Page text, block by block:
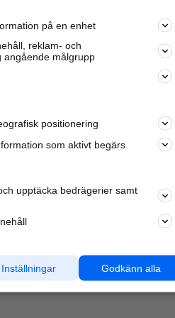
4 miljonerandra härliga
om företag,
på en enhet
reklam- och
angående målgrupp
positionering
som aktivt begärs
upptäcka bedrägerier samt
Godkänn alla
Inställningar